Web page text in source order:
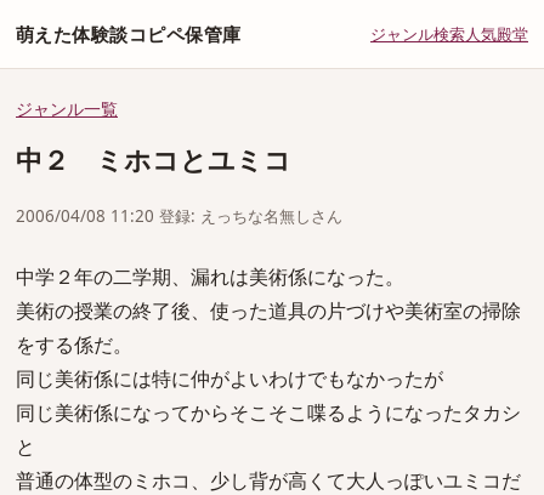
萌えた体験談コピペ保管庫 ジャンル検索人気殿堂
ジャンル一覧
中２ ミホコとユミコ
2006/04/08 11:20 登録: えっちな名無しさん
中学２年の二学期、漏れは美術係になった。
美術の授業の終了後、使った道具の片づけや美術室の掃除
をする係だ。
同じ美術係には特に仲がよいわけでもなかったが
同じ美術係になってからそこそこ喋るようになったタカシ
と
普通の体型のミホコ、少し背が高くて大人っぽいユミコだ